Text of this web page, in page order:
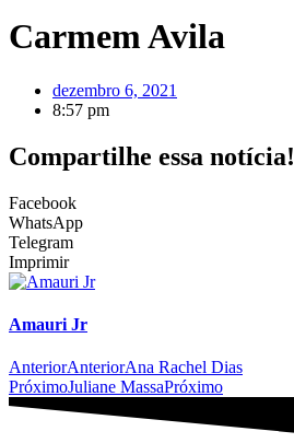
Carmem Avila
dezembro 6, 2021
8:57 pm
Compartilhe essa notícia!
Facebook
WhatsApp
Telegram
Imprimir
Amauri Jr
AnteriorAnteriorAna Rachel Dias
PróximoJuliane MassaPróximo